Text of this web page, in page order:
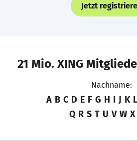
Jetzt
21 Mio. XING
Nachname:
A B C D E F G H I J K L
Q R S T U V W X